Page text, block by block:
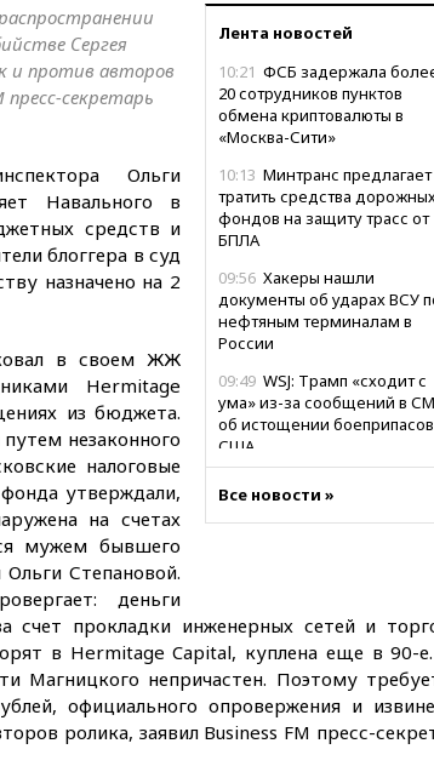
Лента новостей
10:21 ФСБ задержала
20 сотрудников пунктов
обмена криптовалюты в
«Москва-Сити»
10:13 Минтранс предлагает
тратить средства
фондов на защиту трасс от
БПЛА
09:56 Хакеры нашли
документы об ударах ВСУ
нефтяным терминалам в
России
09:49 WSJ: Трамп «сходит с
ума» из-за сообщений в
об истощении
США
в 2028 году могут войти в
состав Евросоюза
принципам ЕАЭС
09:06
Гендиректора
удмуртской «Ижавиа»
попросили уволиться
Рубио попросил
Все новости »
Сергея
и против авторов
пресс-секретарь
Ольги
Навального в
средств и
блоггера в суд
назначено на 2
в своем ЖЖ
Hermitage
из бюджета.
незаконного
налоговые
утверждали,
на счетах
мужем бывшего
Степановой.
деньги
счет прокладки инженерных сетей и
в Hermitage Capital, куплена еще в 90-
Магницкого непричастен. Поэтому
официального опровержения и
ролика, заявил Business FM пресс-